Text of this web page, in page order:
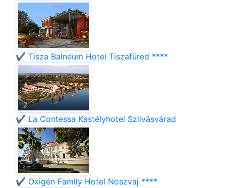
✔️ Tisza Balneum Hotel Tiszafüred ****
✔️ La Contessa Kastélyhotel Szilvásvárad
✔️ Oxigén Family Hotel Noszvaj ****